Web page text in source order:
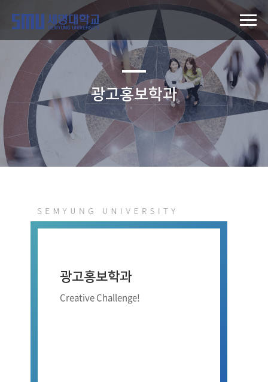
광고홍보학과
광고홍보학과
Creative Challenge!